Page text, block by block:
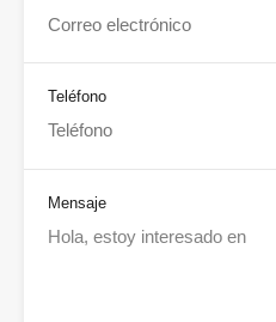
Teléfono
Mensaje